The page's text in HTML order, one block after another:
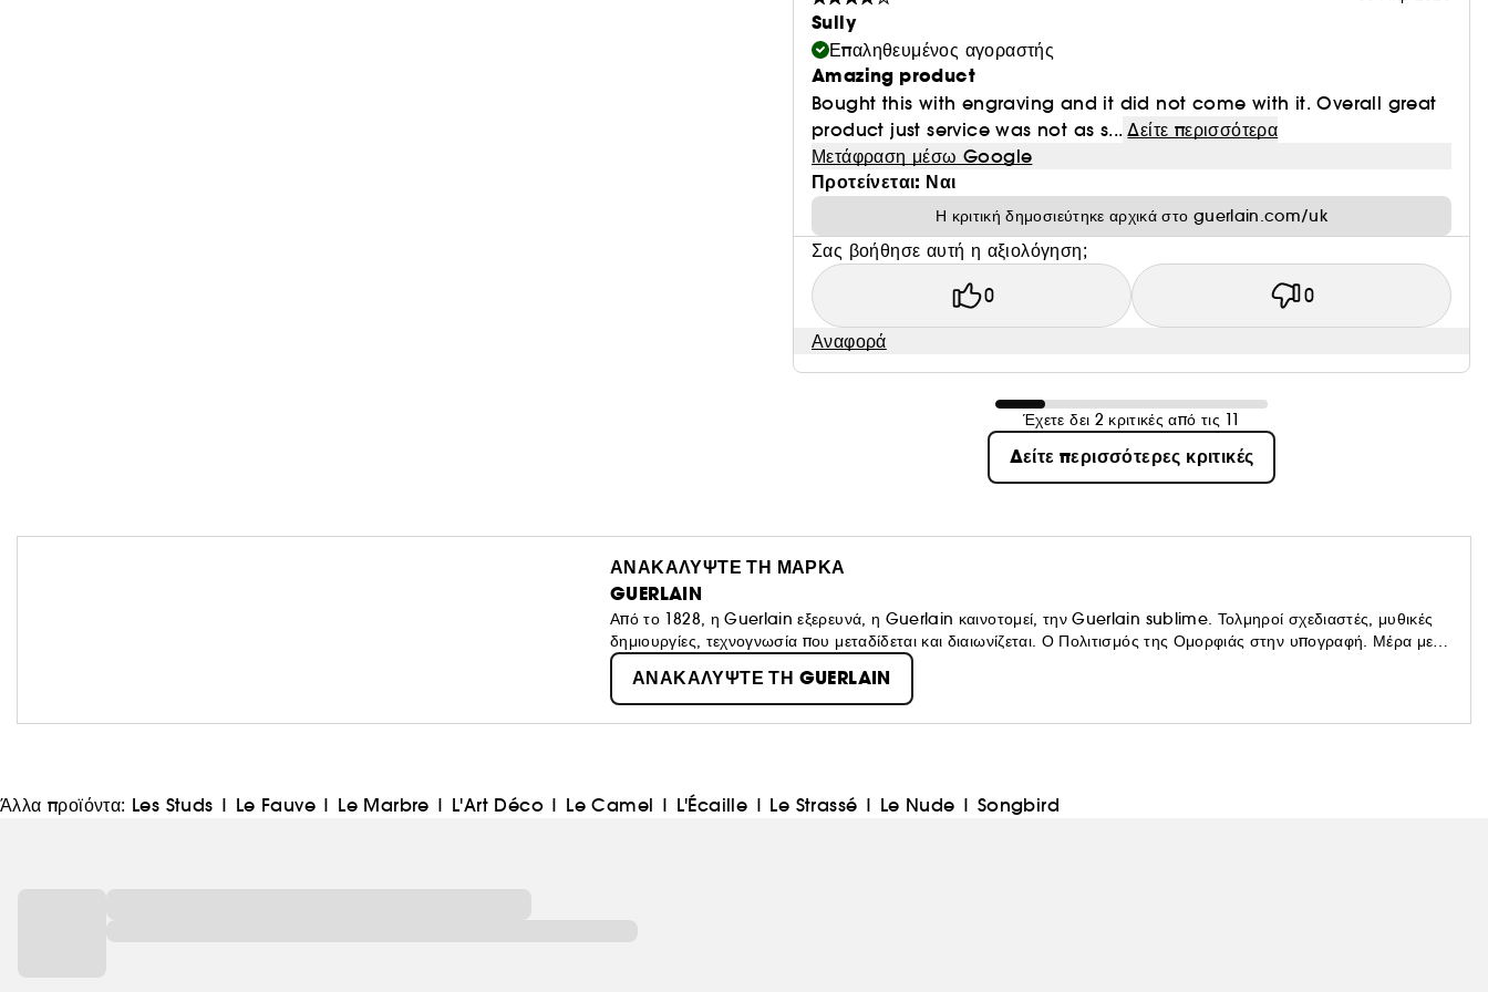
Sully
Επαληθευμένος αγοραστής
Amazing product
Bought this with engraving and it did not come with it. Overall great
product just service was not as s... Δείτε περισσότερα
Μετάφραση μέσω Google
Προτείνεται: Ναι
Η κριτική δημοσιεύτηκε αρχικά στο guerlain.com/uk
Σας βοήθησε αυτή η αξιολόγηση;
0 0
Αναφορά
Έχετε δει 2 κριτικές από τις 11
Δείτε περισσότερες κριτικές
ΑΝΑΚΑΛΥΨΤΕ ΤΗ ΜΑΡΚΑ
GUERLAIN
Από το 1828, η Guerlain εξερευνά, η Guerlain καινοτομεί, την Guerlain sublime. Τολμηροί σχεδιαστές, μυθικές
δημιουργίες, τεχνογνωσία που μεταδίδεται και διαιωνίζεται. Ο Πολιτισμός της Ομορφιάς στην υπογραφή. Μέρα με
τη μέρα, ο Guerlain εργάζεται για να εξάγει τις γυναίκες, όλες τις γυναίκες. Η υπόσχεση μιας χαρούμενης και
λαμπερής Ομορφιάς.
ΑΝΑΚΑΛΥΨΤΕ ΤΗ GUERLAIN
Άλλα προϊόντα: Les Studs | Le Fauve | Le Marbre | L'Art Déco | Le Camel | L'Écaille | Le Strassé | Le Nude | Songbird